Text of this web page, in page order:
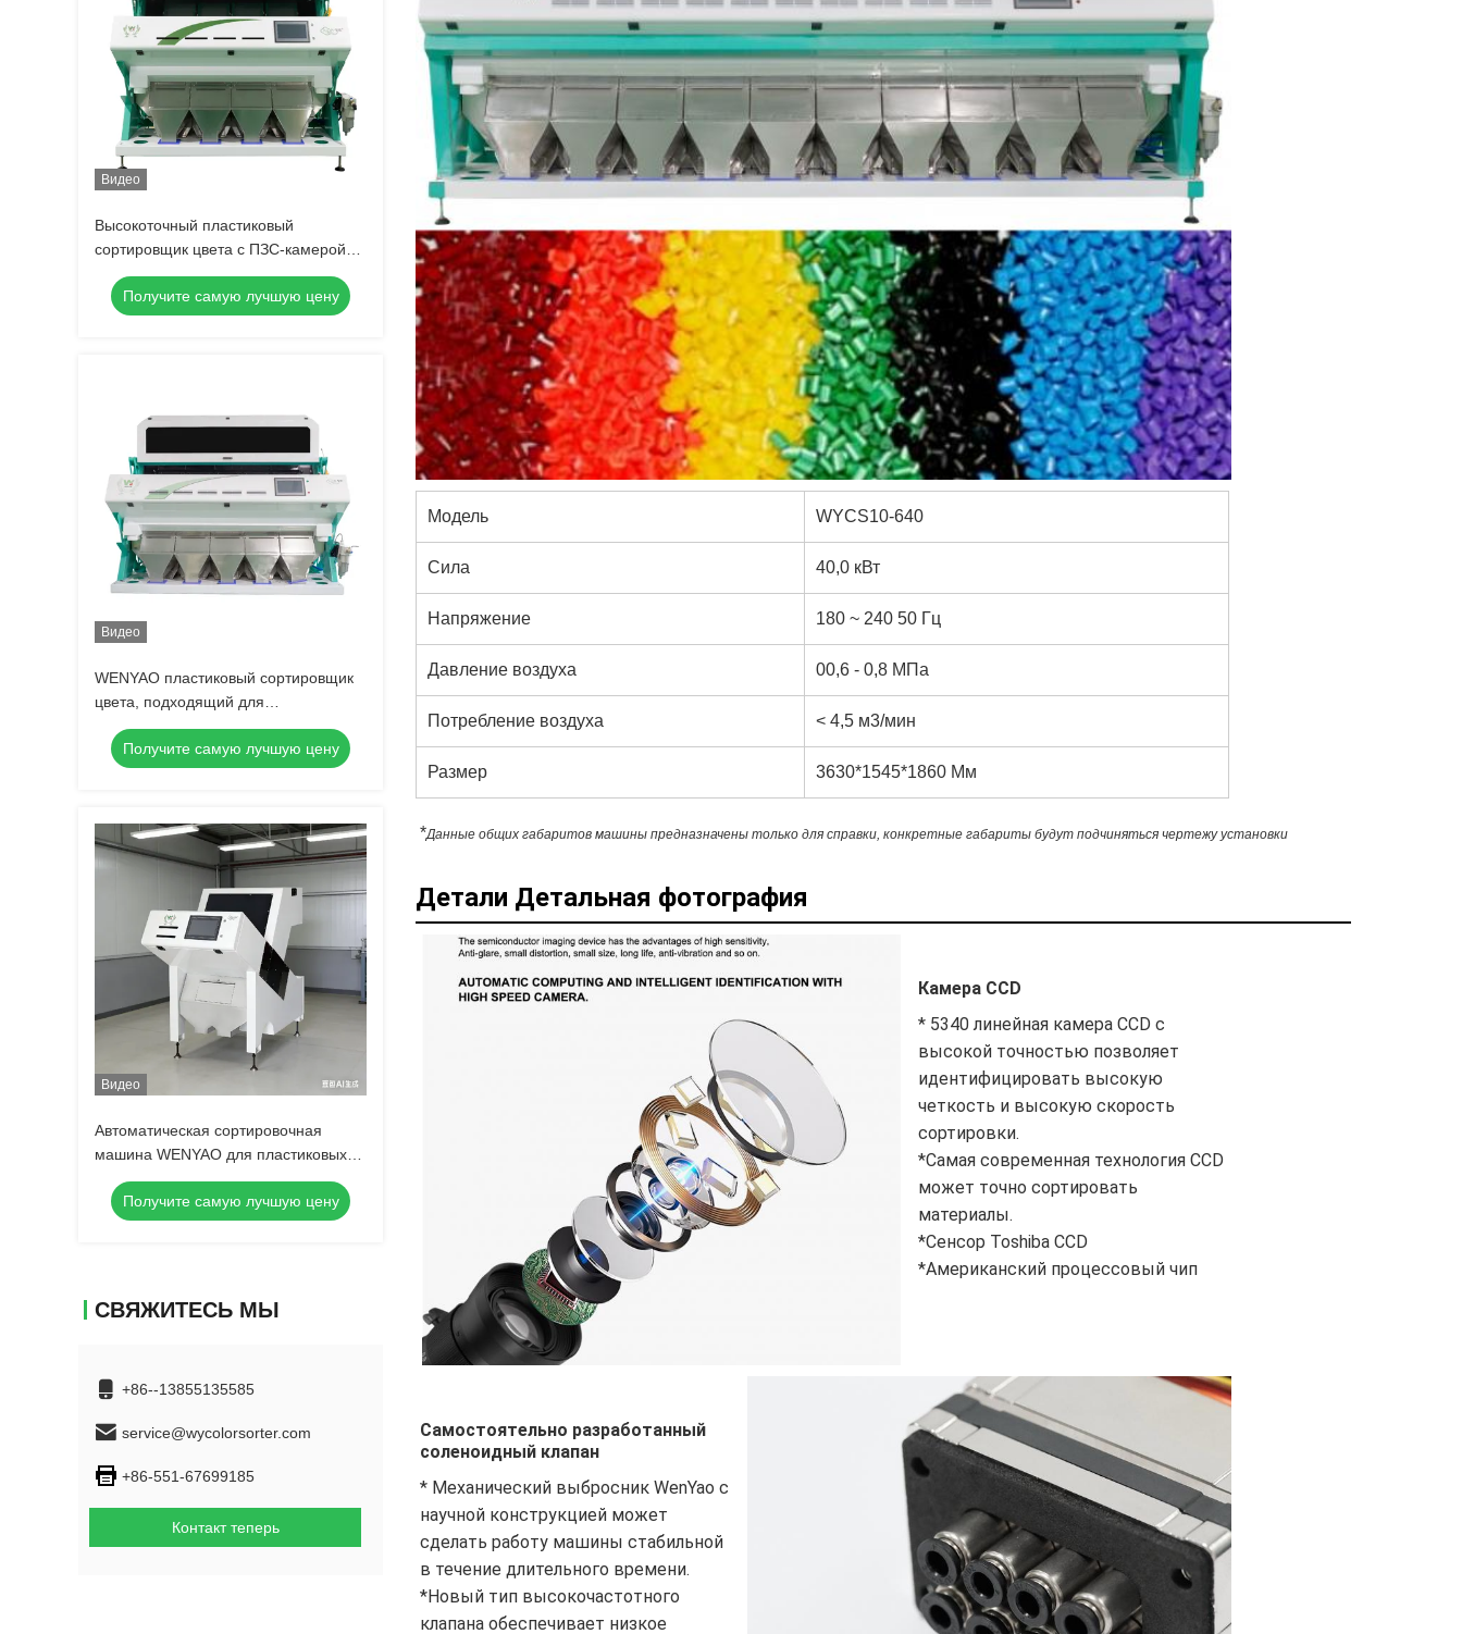
Видео
Высокоточный пластиковый
сортировщик цвета с ПЗС-камерой
5400 пикселей для точности
сортировки 99,98% и
производительности 4-5 т/ч
Получите самую лучшую цену
Видео
WENYAO пластиковый сортировщик
цвета, подходящий для
сортировочной машины по цвету
хлопьев ПЭТ, ПК, HDPE, ПВХ
Получите самую лучшую цену
Видео
Автоматическая сортировочная
машина WENYAO для пластиковых
крышек, сортировщик цвета для ПЭТ-
бутылочных крышек,
многофункциональный пластиковый
Получите самую лучшую цену
СВЯЖИТЕСЬ МЫ
+86--13855135585
service@wycolorsorter.com
+86-551-67699185
Контакт теперь
Модель WYCS10-640
Сила 40,0 кВт
Напряжение 180 ~ 240 50 Гц
Давление воздуха 00,6 - 0,8 МПа
Потребление воздуха < 4,5 м3/мин
Размер 3630*1545*1860 Мм
*Данные общих габаритов машины предназначены только для справки, конкретные габариты будут подчиняться чертежу установки
Детали Детальная фотография
Камера CCD
* 5340 линейная камера CCD с
высокой точностью позволяет
идентифицировать высокую
четкость и высокую скорость
сортировки.
*Самая современная технология CCD
может точно сортировать
материалы.
*Сенсор Toshiba CCD
*Американский процессовый чип
Самостоятельно разработанный
соленоидный клапан
* Механический выбросник WenYao с
научной конструкцией может
сделать работу машины стабильной
в течение длительного времени.
*Новый тип высокочастотного
клапана обеспечивает низкое